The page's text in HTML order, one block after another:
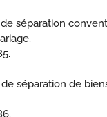
séparation
séparation de